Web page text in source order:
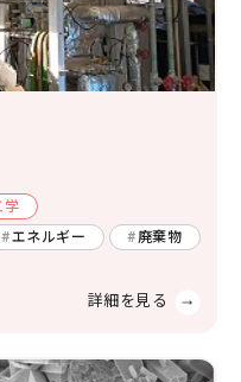
学
エネルギー
廃棄物